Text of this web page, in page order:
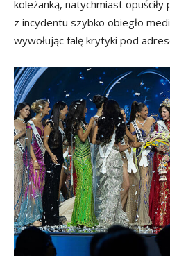
koleżanką, natychmiast
z incydentu szybko obiegło
wywołując falę krytyki pod